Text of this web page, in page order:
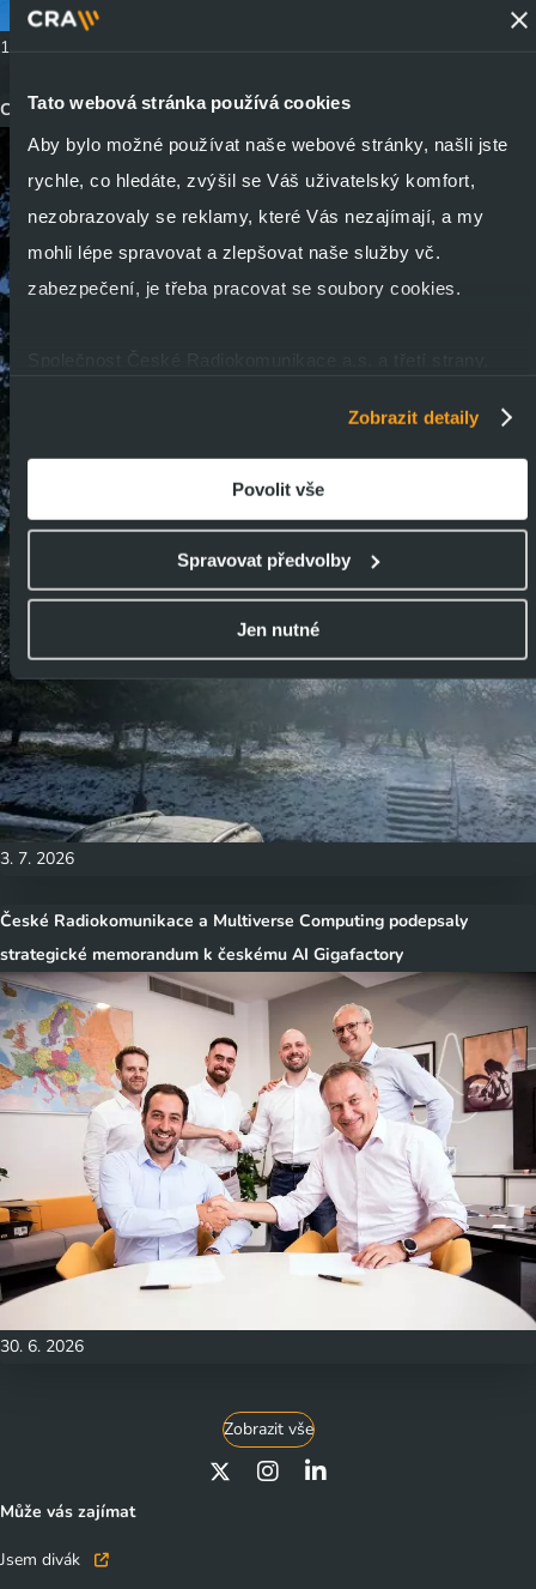
Tato webová stránka používá cookies
Aby bylo možné používat naše webové stránky, našli jste
rychle, co hledáte, zvýšil se Váš uživatelský komfort,
nezobrazovaly se reklamy, které Vás nezajímají, a my
mohli lépe spravovat a zlepšovat naše služby vč.
zabezpečení, je třeba pracovat se soubory cookies.
používají soubory cookies k ukládání informací a k přístupu
k nim v souvislosti s poskytováním, údržbou a
zdokonalováním svých služeb a zobrazované reklamy,
zejména je využíváme k poskytování a zabezpečení svých
služeb, k analýze a vylepšování jejich výkonu i
prostřednictvím
tlačítka Spravovat předvolby; zde se
rovněž dozvíte podmínky použití cookies a jejich
podrobný přehled. Souhlasíte-li s výše uvedenými
postupy a použitím, pak klikněte natlačítko Povolit vše a
pokračujte dál na naše stránky
. Váš souhlas uchováváme
maximálně po dobu 12 měsíců. Vybrané možnosti můžete
Zobrazit detaily
Povolit vše
Spravovat předvolby
Jen nutné
14. 7. 2026
CRA oficiální vyjádření k budoucnosti AM vysílačů v Liblicích
3. 7. 2026
České Radiokomunikace a Multiverse Computing podepsaly
strategické memorandum k českému AI Gigafactory
30. 6. 2026
Zobrazit vše
Může vás zajímat
Jsem divák